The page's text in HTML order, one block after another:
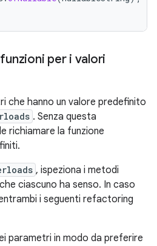
per i valori
che hanno un valore predefinito
. Senza questa
richiamare la funzione
, ispeziona i metodi
ciascuno ha senso. In caso
i seguenti refactoring
parametri in modo da preferire